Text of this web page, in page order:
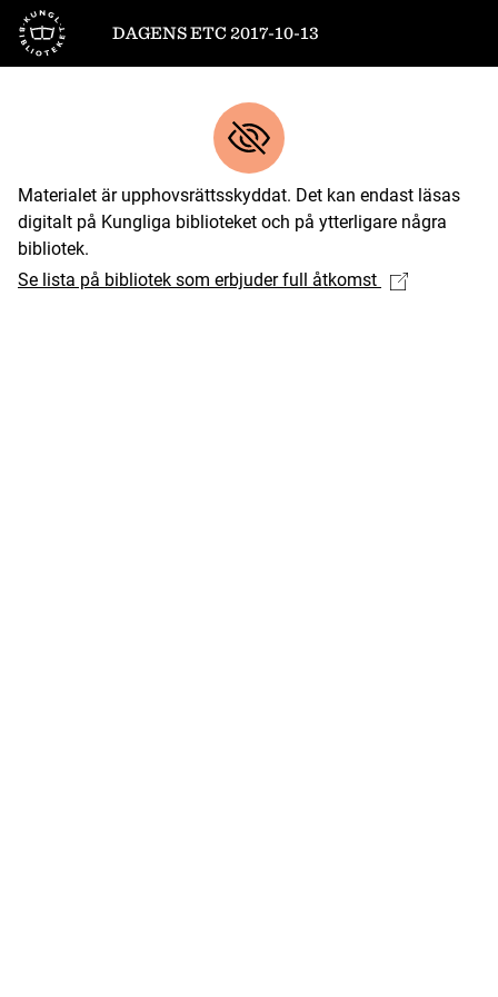
Till startsidan
DAGENS ETC 2017-10-13
Materialet är upphovsrättsskyddat. Det kan endast läsas
digitalt på Kungliga biblioteket och på ytterligare några
bibliotek.
Se lista på bibliotek som erbjuder full åtkomst